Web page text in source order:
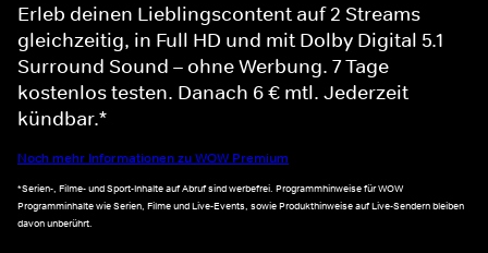
Erleb deinen Lieblingscontent auf 2 Streams
gleichzeitig, in Full HD und mit Dolby Digital 5.1
Surround Sound – ohne Werbung. 7 Tage
kostenlos testen. Danach 6 € mtl. Jederzeit
kündbar.*
Noch mehr Informationen zu WOW Premium
*Serien-, Filme- und Sport-Inhalte auf Abruf sind werbefrei. Programmhinweise für WOW
Programminhalte wie Serien, Filme und Live-Events, sowie Produkthinweise auf Live-Sendern bleiben
davon unberührt.